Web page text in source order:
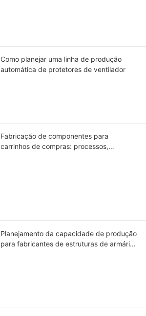
Como planejar uma linha de produção
automática de protetores de ventilador
Fabricação de componentes para
carrinhos de compras: processos,
Planejamento da capacidade de produção
para fabricantes de estruturas de armários